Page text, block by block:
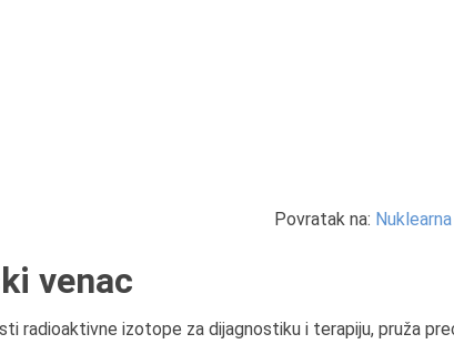
Povratak na:
venac
radioaktivne izotope za dijagnostiku i terapiju, pruža